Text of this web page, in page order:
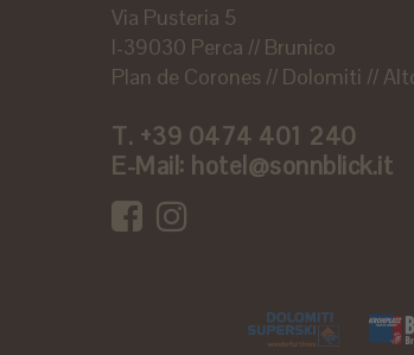
Via Pusteria 5
I-39030 Perca // Brunico
Plan de Corones // Dolomiti //
T. +39 0474 401 240
E-Mail: hotel@sonnblick.it